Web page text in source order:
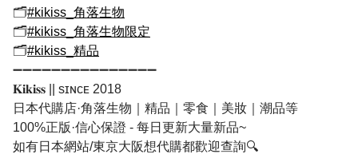
🗂#kikiss_角落生物
🗂#kikiss_角落生物限定
🗂#kikiss_精品
➖➖➖➖➖➖➖➖➖➖➖➖➖➖➖
𝐊𝐢𝐤𝐢𝐬𝐬 || sɪɴᴄᴇ 2018
日本代購店·角落生物｜精品｜零食｜美妝｜潮品等
100%正版·信心保證 - 每日更新大量新品~
如有日本網站/東京大阪想代購都歡迎查詢🔍